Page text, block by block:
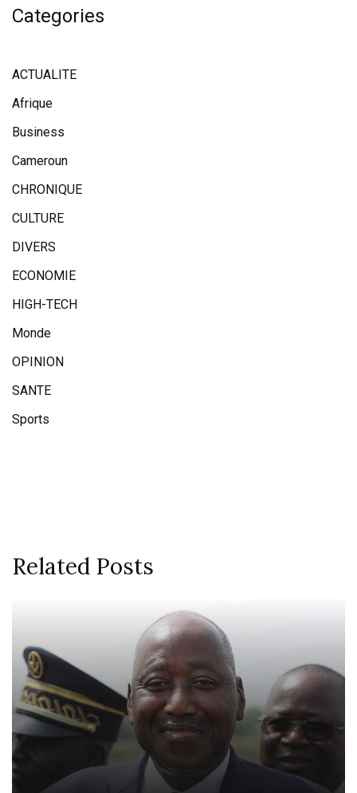
Categories
ACTUALITE
Afrique
Business
Cameroun
CHRONIQUE
CULTURE
DIVERS
ECONOMIE
HIGH-TECH
Monde
OPINION
SANTE
Sports
Related Posts